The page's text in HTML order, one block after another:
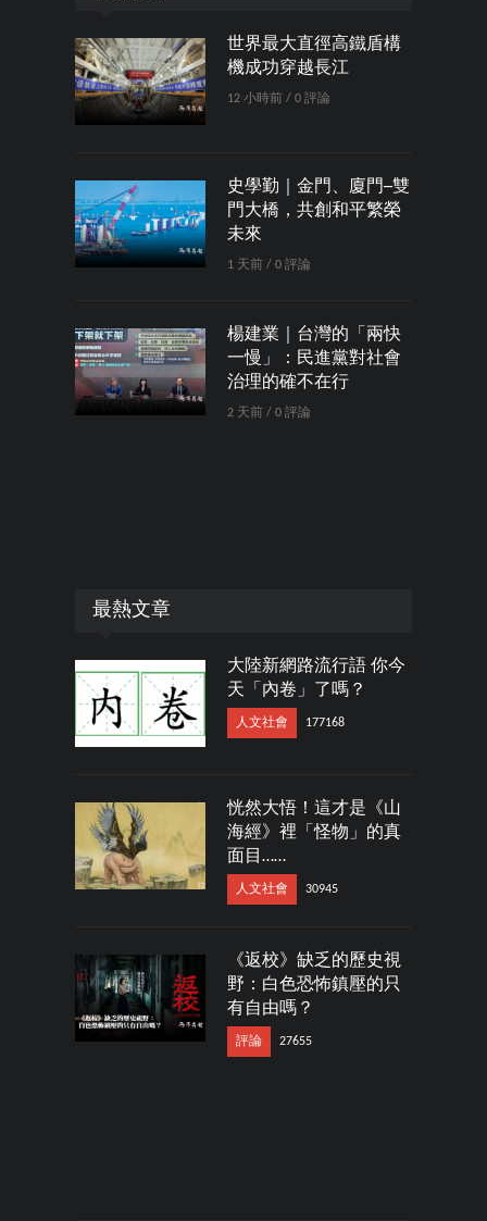
世界最大直徑高鐵盾構
機成功穿越長江
12 小時前 / 0 評論
史學勤｜金門、廈門─雙
門大橋，共創和平繁榮
未來
1 天前 / 0 評論
楊建業｜台灣的「兩快
一慢」：民進黨對社會
治理的確不在行
2 天前 / 0 評論
最熱文章
大陸新網路流行語 你今
天「內卷」了嗎？
人文社會 177168
恍然大悟！這才是《山
海經》裡「怪物」的真
面目……
人文社會 30945
《返校》缺乏的歷史視
野：白色恐怖鎮壓的只
有自由嗎？
評論 27655